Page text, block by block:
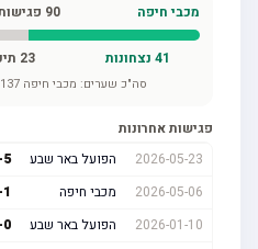
מכבי חיפה 90פגישות
נצחונות 23תיקו
סה"כ שערים:מכבי חיפה 137
—
פגישות אחרונות
2026-05-23
הפועל באר שבע 2-
2026-05-06
מכבי חיפה 0
2026-01-10
הפועל באר שבע 0